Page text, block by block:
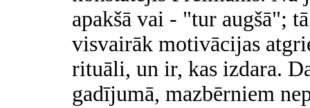
apakšā vai - "tur augšā";
visvairāk motivācijas
rituāli, un ir, kas izdara.
gadījumā, mazbērniem